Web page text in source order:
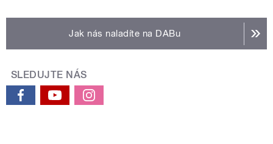
Jak nás naladíte na DABu
SLEDUJTE NÁS